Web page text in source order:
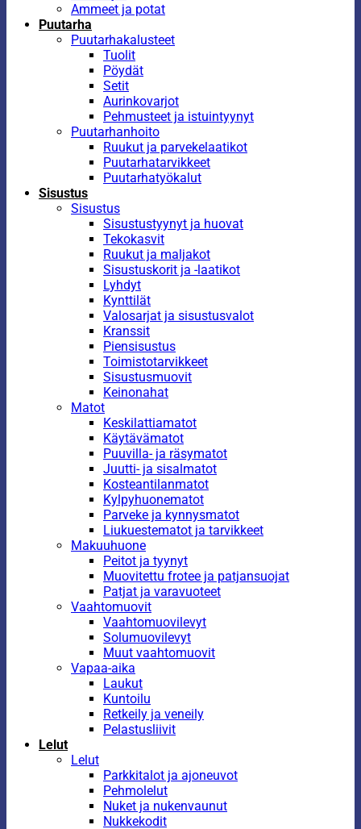
Ammeet ja potat
Puutarha
Puutarhakalusteet
Tuolit
Pöydät
Setit
Aurinkovarjot
Pehmusteet ja istuintyynyt
Puutarhanhoito
Ruukut ja parvekelaatikot
Puutarhatarvikkeet
Puutarhatyökalut
Sisustus
Sisustus
Sisustustyynyt ja huovat
Tekokasvit
Ruukut ja maljakot
Sisustuskorit ja -laatikot
Lyhdyt
Kynttilät
Valosarjat ja sisustusvalot
Kranssit
Piensisustus
Toimistotarvikkeet
Sisustusmuovit
Keinonahat
Matot
Keskilattiamatot
Käytävämatot
Puuvilla- ja räsymatot
Juutti- ja sisalmatot
Kosteantilanmatot
Kylpyhuonematot
Parveke ja kynnysmatot
Liukuestematot ja tarvikkeet
Makuuhuone
Peitot ja tyynyt
Muovitettu frotee ja patjansuojat
Patjat ja varavuoteet
Vaahtomuovit
Vaahtomuovilevyt
Solumuovilevyt
Muut vaahtomuovit
Vapaa-aika
Laukut
Kuntoilu
Retkeily ja veneily
Pelastusliivit
Lelut
Lelut
Parkkitalot ja ajoneuvot
Pehmolelut
Nuket ja nukenvaunut
Nukkekodit